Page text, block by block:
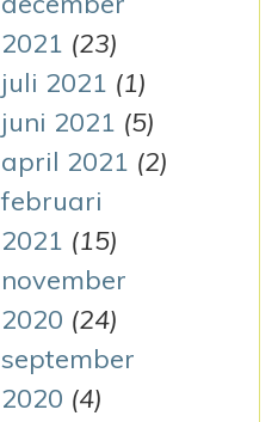
2021 (23)
juli 2021 (1)
juni 2021 (5)
april 2021 (2)
februari
2021 (15)
november
2020 (24)
september
2020 (4)